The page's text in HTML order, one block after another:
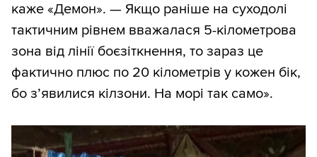
каже «Демон». — Якщо раніше на суходолі
тактичним рівнем вважалася 5-кілометрова
зона від лінії боєзіткнення, то зараз це
фактично плюс по 20 кілометрів у кожен бік,
бо з’явилися кілзони. На морі так само».